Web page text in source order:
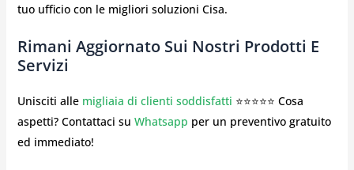
tuo ufficio con le migliori soluzioni Cisa.
Rimani Aggiornato Sui Nostri Prodotti E
Servizi
Unisciti alle migliaia di clienti soddisfatti ⭐⭐⭐⭐⭐ Cosa
aspetti? Contattaci su Whatsapp per un preventivo gratuito
ed immediato!